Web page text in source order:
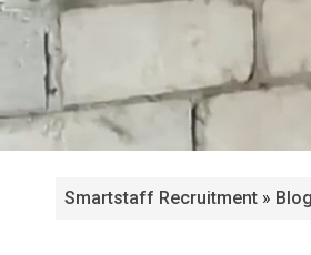
Smartstaff Recruitment » Blog